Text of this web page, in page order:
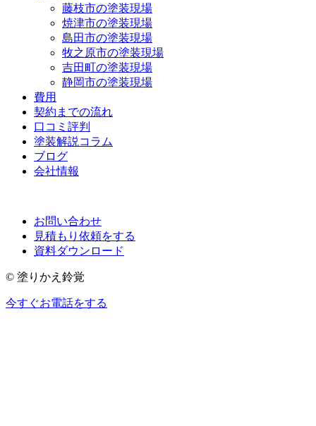
藤枝市の塗装現場
焼津市の塗装現場
島田市の塗装現場
牧之原市の塗装現場
吉田町の塗装現場
静岡市の塗装現場
費用
契約までの流れ
口コミ評判
塗装解説コラム
ブログ
会社情報
お問い合わせ
見積もり依頼をする
資料ダウンロード
© 塗りかえ鈴覚
今すぐお電話をする